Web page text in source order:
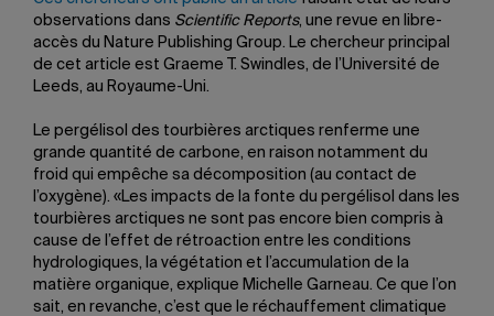
observations dans Scientific Reports, une revue en libre-
accès du Nature Publishing Group. Le chercheur principal
de cet article est Graeme T. Swindles, de l’Université de
Leeds, au Royaume-Uni.
Le pergélisol des tourbières arctiques renferme une
grande quantité de carbone, en raison notamment du
froid qui empêche sa décomposition (au contact de
l’oxygène). «Les impacts de la fonte du pergélisol dans les
tourbières arctiques ne sont pas encore bien compris à
cause de l’effet de rétroaction entre les conditions
hydrologiques, la végétation et l’accumulation de la
matière organique, explique Michelle Garneau. Ce que l’on
sait, en revanche, c’est que le réchauffement climatique